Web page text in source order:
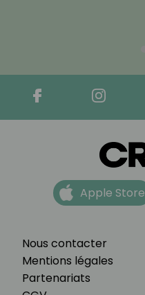
Nous contacter
Mentions légales
Partenariats
Apple Store